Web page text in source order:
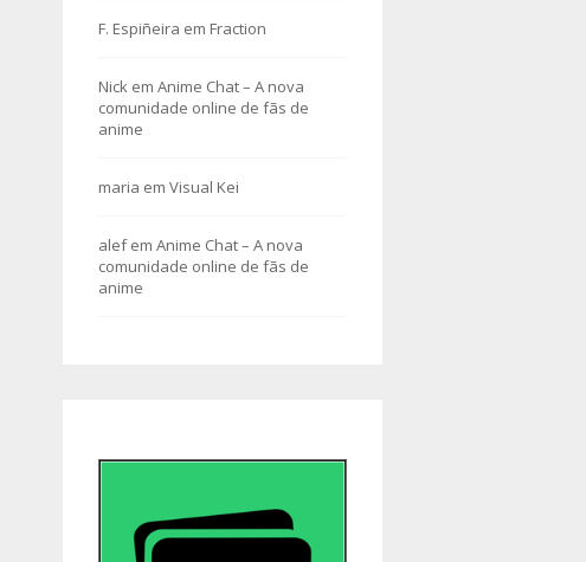
F. Espiñeira em Fraction
Nick em Anime Chat – A nova
comunidade online de fãs de
anime
maria em Visual Kei
alefem Anime Chat – A nova
comunidade online de fãs de
anime